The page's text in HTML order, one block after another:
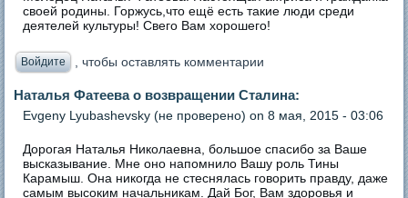
своей родины. Горжусь,что ещё есть такие люди среди
деятелей культуры! Свего Вам хорошего!
Войдите , чтобы оставлять комментарии
Наталья Фатеева о возвращении Сталина:
Evgeny Lyubashevsky (не проверено) on 8 мая, 2015 - 03:06
Дорогая Наталья Николаевна, большое спасибо за Ваше
высказывание. Мне оно напомнило Вашу роль Тины
Карамыш. Она никогда не стеснялась говорить правду, даже
самым высоким начальникам. Дай Бог, Вам здоровья и